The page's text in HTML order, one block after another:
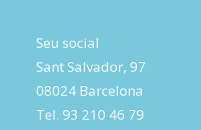
Seu social
Sant Salvador, 97
08024 Barcelona
Tel. 93 210 46 79